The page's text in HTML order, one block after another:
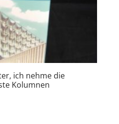
ich nehme die
Kolumnen